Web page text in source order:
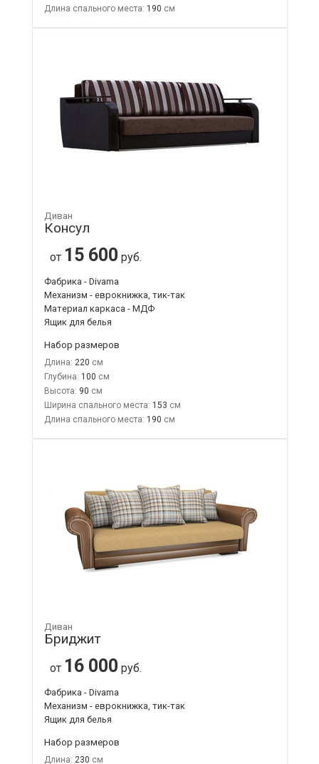
Длина спального места: 190
Диван
Консул
от 15 600 руб.
Фабрика - Divama
Механизм - еврокнижка, тик-так
Материал каркаса - МДФ
Ящик для белья
Набор размеров
Длина: 220
Глубина: 100
Высота: 90
Ширина спального места: 153
Длина спального места: 190
Диван
Бриджит
от 16 000 руб.
Фабрика - Divama
Механизм - еврокнижка, тик-так
Ящик для белья
Набор размеров
Длина: 230